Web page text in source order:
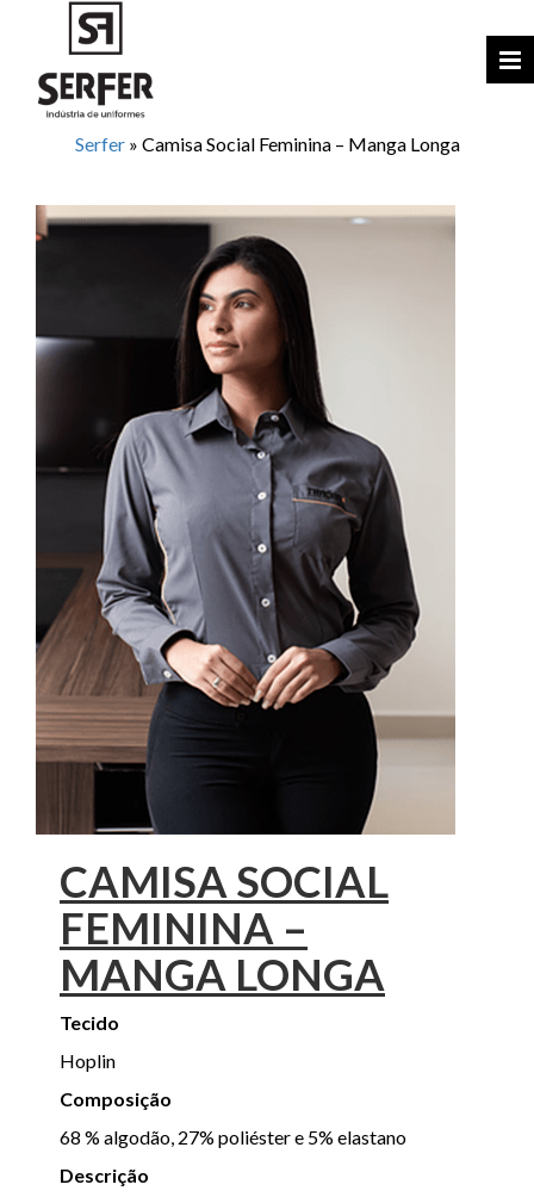
Serfer» Camisa Social Feminina – Manga Longa
CAMISA SOCIAL
FEMININA –
MANGA LONGA
Tecido
Hoplin
Composição
68 % algodão, 27% poliéster e 5% elastano
Descrição